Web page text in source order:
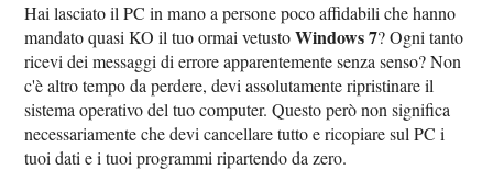
Hai lasciato il PC in mano a persone poco affidabili che hanno
mandato quasi KO il tuo ormai vetustoWindows 7? Ogni tanto
ricevi dei messaggi di errore apparentemente senza senso? Non
c'è altro tempo da perdere, devi assolutamente ripristinare il
sistema operativo del tuo computer. Questo però non significa
necessariamente che devi cancellare tutto e ricopiare sul PC i
tuoi dati e i tuoi programmi ripartendo da zero.